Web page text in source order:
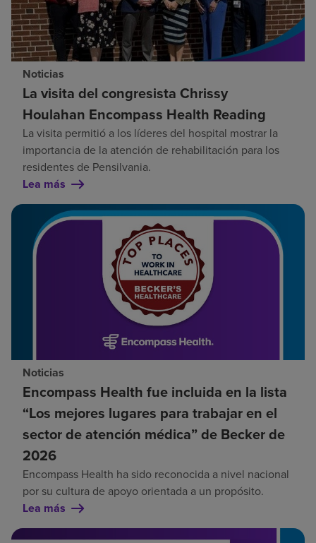
Noticias
La visita del congresista Chrissy
Houlahan Encompass Health Reading
La visita permitió a los líderes del hospital mostrar la
importancia de la atención de rehabilitación para los
residentes de Pensilvania.
Lea más
Noticias
Encompass Health fue incluida en la lista
“Los mejores lugares para trabajar en el
sector de atención médica” de Becker de
2026
Encompass Health ha sido reconocida a nivel nacional
por su cultura de apoyo orientada a un propósito.
Lea más